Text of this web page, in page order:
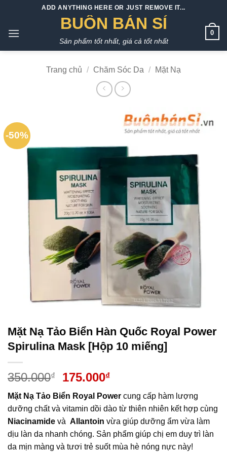
nội
ADD ANYTHING HERE OR JUST REMOVE IT...
BUÔN BÁN SỈ
Sản phẩm tốt nhất, giá cả tốt nhất
0
Trang chủ / Chăm Sóc Da / Mặt Nạ
-50%
Mặt Nạ Tảo Biển Hàn Quốc Royal Power
Spirulina Mask [Hộp 10 miếng]
350.000₫
Giá
gốc
là:
350.000₫.
175.000₫Giá
tại
là:
175.000₫.
Mặt Nạ Tảo Biển Royal Power cung cấp hàm lượng
dưỡng chất và vitamin dồi dào từ thiên nhiên kết hợp cùng
Niacinamide và Allantoin vừa giúp dưỡng ẩm vừa làm
dịu làn da nhanh chóng. Sản phẩm giúp chị em duy trì làn
da mịn màng và tươi trẻ suốt mùa hè nóng nực này!